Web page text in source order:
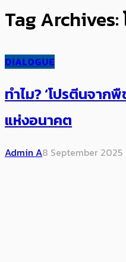
Tag
DIALOGUE
ทำไม? ‘โปรตีนจาก
แห่งอนาคต
Admin A8 September 2025